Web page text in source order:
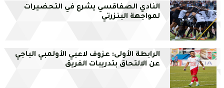
النادي الصفاقسي يشرع في التحضيرات
لمواجهة البنزرتي
الرابطة الأولى: عزوف لاعبي الأولمبي الباجي
عن الالتحاق بتدريبات الفريق